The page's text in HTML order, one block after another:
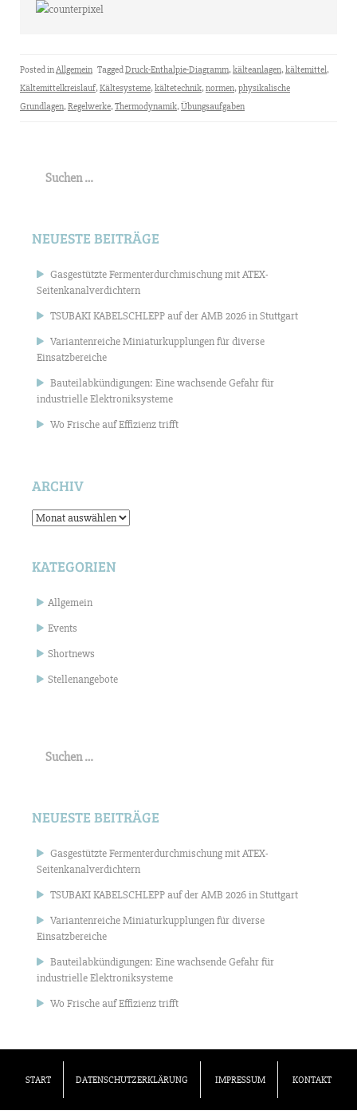
Posted inAllgemein TaggedDruck-Enthalpie-Diagramm,kälteanlagen,kältemittel,
Kältemittelkreislauf,Kältesysteme,kältetechnik,normen,physikalische
Grundlagen,Regelwerke,Thermodynamik,Übungsaufgaben
nach:
NEUESTE BEITRÄGE
Gasgestützte Fermenterdurchmischung mit ATEX-
Seitenkanalverdichtern
TSUBAKI KABELSCHLEPP auf der AMB 2026 in Stuttgart
Variantenreiche Miniaturkupplungen für diverse
Einsatzbereiche
Bauteilabkündigungen: Eine wachsende Gefahr für
industrielle Elektroniksysteme
Wo Frische auf Effizienz trifft
ARCHIV
Archiv
KATEGORIEN
Allgemein
Events
Shortnews
Stellenangebote
nach:
NEUESTE BEITRÄGE
Gasgestützte Fermenterdurchmischung mit ATEX-
Seitenkanalverdichtern
TSUBAKI KABELSCHLEPP auf der AMB 2026 in Stuttgart
Variantenreiche Miniaturkupplungen für diverse
Einsatzbereiche
Bauteilabkündigungen: Eine wachsende Gefahr für
industrielle Elektroniksysteme
Wo Frische auf Effizienz trifft
START DATENSCHUTZERKLÄRUNG IMPRESSUM KONTAKT